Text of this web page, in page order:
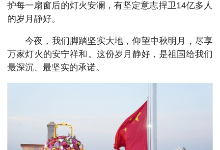
护每一扇窗后的灯火安澜，有坚定意志捍卫14亿多人
的岁月静好。
今夜，我们脚踏坚实大地，仰望中秋明月，尽享
万家灯火的安宁祥和。这份岁月静好，是祖国给我们
最深沉、最坚实的承诺。